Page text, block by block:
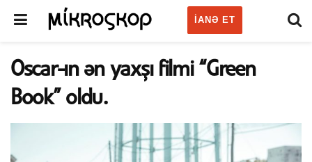
IANƏ ET
Oscar-ın ən yaxşı filmi “Green
Book” oldu.